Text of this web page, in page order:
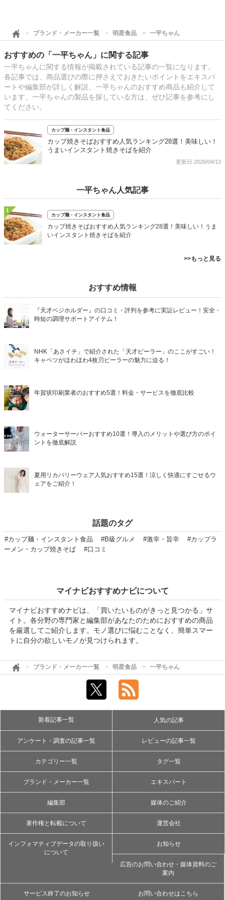
ブランド・メーカー一覧 明星食品 一平ちゃん
おすすめの「一平ちゃん」に関する記事
一平ちゃんに関する情報が掲載されている記事の一覧になります。
各記事では、商品選びの際に押さえておきたいポイントをエキスパ
ートや編集部が詳しく解説、一平ちゃんのおすすめ商品も紹介して
います。一平ちゃんの製品を探している方は、ぜひ記事を参考にし
てください。
カップ麺・インスタント食品
カップ焼きそばおすすめ人気ランキング28選！美味しい！
うまいインスタント焼きそばを紹介
更新日:2026/04/13
一平ちゃん人気記事
1
カップ麺・インスタント食品
カップ焼きそばおすすめ人気ランキング28選！美味しい！うま
いインスタント焼きそばを紹介
>>もっと見る
おすすめ情報
『天才ベジホルダー』の口コミ・評判を参考に実証レビュー！安全・
時短の調理サポートアイテム！
NHK「あさイチ」で紹介された「天才ピーラー」のここがすごい！
キャベツがほわほわ4枚刃ピーラーの魅力に迫る！
年賀状印刷業者のおすすめ5選！料金・サービスを徹底比較
ウォーターサーバーおすすめ10選！導入のメリットや選び方のポイ
ントを徹底解説
夏用リカバリーウェア人気おすすめ15選！涼しく快適にすごせるウ
ェアをご紹介！
話題のタグ
#カップ麺・インスタント食品 #B級グルメ #激辛・旨辛
#カップラ
ーメン・カップ焼きそば
#口コミ
マイナビおすすめナビについて
マイナビおすすめナビは、「買いたいものがきっと見つかる」サ
イト。各分野の専門家と編集部があなたのためにおすすめの商品
を厳選してご紹介します。モノ選びに悩むことなく、簡単スマー
トに自分の欲しいモノが見つけられます。
ブランド・メーカー一覧 明星食品 一平ちゃん
新着記事一覧 人気の記事
アンケート・調査の記事一覧 レビューの記事一覧
カテゴリー一覧 タグ一覧
ブランド・メーカー一覧 エキスパート
編集部 媒体のご紹介
著作権と転載について 運営会社
インフォマティブデータの取り扱い
について
お知らせ
広告のお問い合わせ・媒体資料のご
案内
サービス終了のお知らせ お問い合わせはこちら